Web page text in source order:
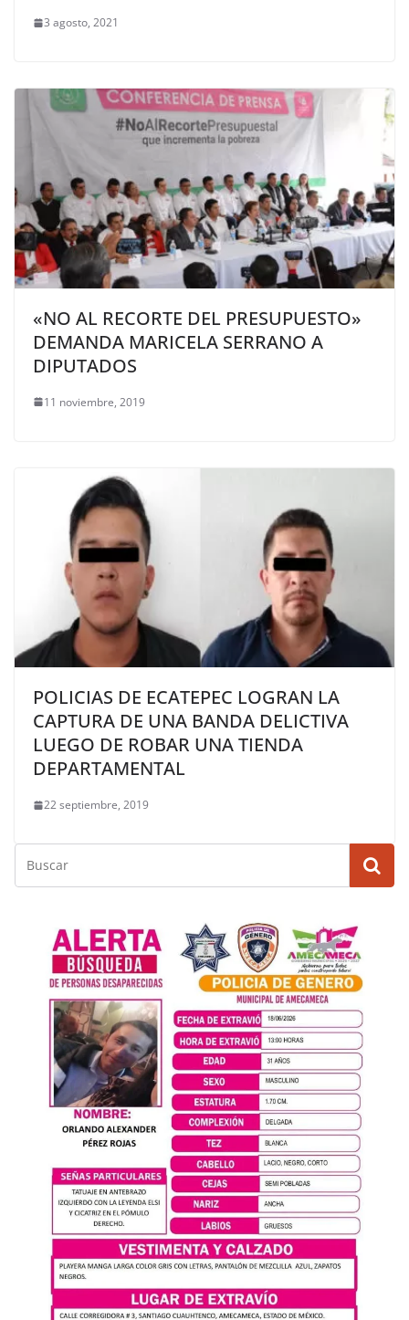
3 agosto, 2021
«NO AL RECORTE DEL PRESUPUESTO»
DEMANDA MARICELA SERRANO A
DIPUTADOS
11 noviembre, 2019
POLICIAS DE ECATEPEC LOGRAN LA
CAPTURA DE UNA BANDA DELICTIVA
LUEGO DE ROBAR UNA TIENDA
DEPARTAMENTAL
22 septiembre, 2019